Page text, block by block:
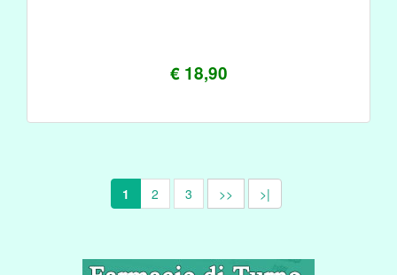
€ 18,90
1 2 3 >> >|